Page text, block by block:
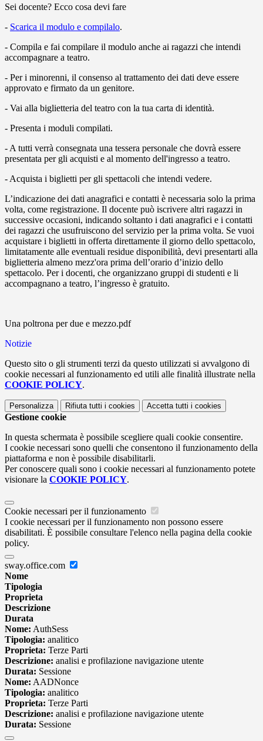
Sei docente? Ecco cosa devi fare
- Scarica il modulo e compilalo.
- Compila e fai compilare il modulo anche ai ragazzi che intendi
accompagnare a teatro.
- Per i minorenni, il consenso al trattamento dei dati deve essere
approvato e firmato da un genitore.
- Vai alla biglietteria del teatro con la tua carta di identità.
- Presenta i moduli compilati.
- A tutti verrà consegnata una tessera personale che dovrà essere
presentata per gli acquisti e al momento dell'ingresso a teatro.
- Acquista i biglietti per gli spettacoli che intendi vedere.
L’indicazione dei dati anagrafici e contatti è necessaria solo la prima
volta, come registrazione. Il docente può iscrivere altri ragazzi in
successive occasioni, indicando soltanto i dati anagrafici e i contatti
dei ragazzi che usufruiscono del servizio per la prima volta. Se vuoi
acquistare i biglietti in offerta direttamente il giorno dello spettacolo,
limitatamente alle eventuali residue disponibilità, devi presentarti alla
biglietteria almeno mezz'ora prima dell’orario d’inizio dello
spettacolo. Per i docenti, che organizzano gruppi di studenti e li
accompagnano a teatro, l’ingresso è gratuito.
Una poltrona per due e mezzo.pdf
Notizie
Questo sito o gli strumenti terzi da questo utilizzati si avvalgono di
cookie necessari al funzionamento ed utili alle finalità illustrate nella
COOKIE POLICY.
Personalizza Rifiuta tutti i cookies Accetta tutti i cookies
Gestione cookie
In questa schermata è possibile scegliere quali cookie consentire.
I cookie necessari sono quelli che consentono il funzionamento della
piattaforma e non è possibile disabilitarli.
Per conoscere quali sono i cookie necessari al funzionamento potete
visionare la COOKIE POLICY.
Cookie necessari per il funzionamento
I cookie necessari per il funzionamento non possono essere
disabilitati. È possibile consultare l'elenco nella pagina della cookie
policy.
sway.office.com
Nome
Tipologia
Proprieta
Descrizione
Durata
Nome: AuthSess
Tipologia: analitico
Proprieta: Terze Parti
Descrizione: analisi e profilazione navigazione utente
Durata: Sessione
Nome: AADNonce
Tipologia: analitico
Proprieta: Terze Parti
Descrizione: analisi e profilazione navigazione utente
Durata: Sessione